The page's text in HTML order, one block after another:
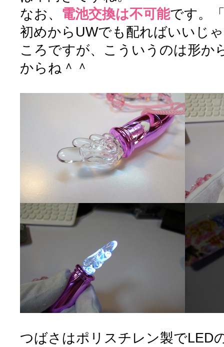
なお、 電池交換は不可能です。
初めからUWでも配ればいいじ
ころですが、こういうのは形か
からね＾＾
つばさはポリスチレン製でLED